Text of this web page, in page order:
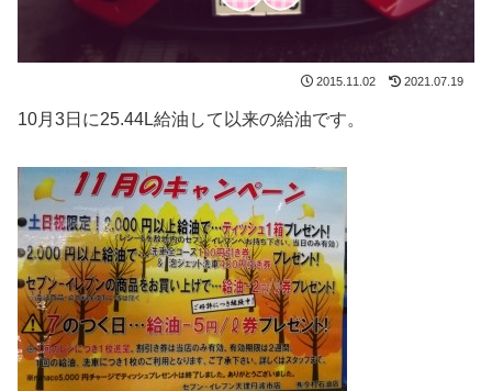
2015.11.02 2021.07.19
10月3日に25.44L給油して以来の給油です。